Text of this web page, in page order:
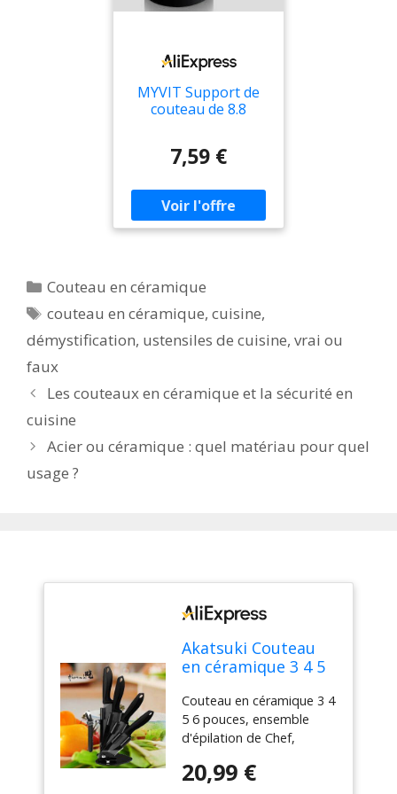
MYVIT Support de
couteau de 8.8
en céramique inséré,
plastique, support
de réservoir de
stockage,
7,59 €
Catégories
Couteau en céramique
Étiquettes
couteau en céramique,cuisine,
démystification, ustensiles de cuisine, vrai ou
faux
Les couteaux en céramique et la sécurité en
cuisine
Acier ou céramique : quel matériau pour quel
usage ?
Akatsuki Couteau
en céramique 3 4 5
d'épilation de Chef,
utilitaire de
tranchage, lame
support de bloc de
Couteau en céramique 3 4
5 6 pouces, ensemble
d'épilation de Chef,
lame noire en zircone,
20,99 €